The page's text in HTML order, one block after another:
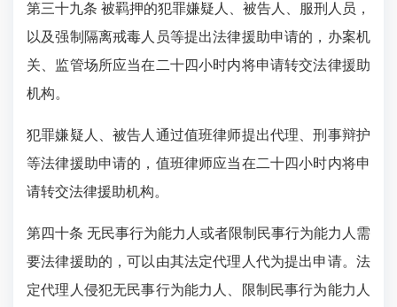
第三十九条 被羁押的犯罪嫌疑人、被告人、服刑人员，
以及强制隔离戒毒人员等提出法律援助申请的，办案机
关、监管场所应当在二十四小时内将申请转交法律援助
机构。
犯罪嫌疑人、被告人通过值班律师提出代理、刑事辩护
等法律援助申请的，值班律师应当在二十四小时内将申
请转交法律援助机构。
第四十条 无民事行为能力人或者限制民事行为能力人需
要法律援助的，可以由其法定代理人代为提出申请。法
定代理人侵犯无民事行为能力人、限制民事行为能力人